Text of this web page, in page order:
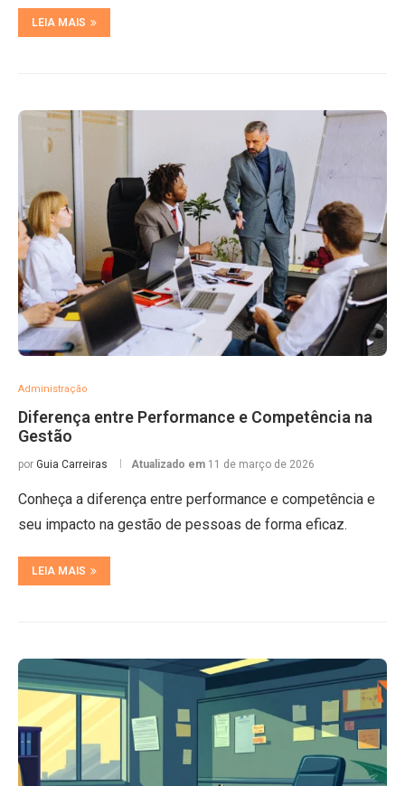
LEIA MAIS
Administração
Diferença entre Performance e Competência na
Gestão
por Guia Carreiras Atualizado em 11 de março de 2026
Conheça a diferença entre performance e competência e
seu impacto na gestão de pessoas de forma eficaz.
LEIA MAIS